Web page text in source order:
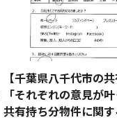
【千葉県八千代市の
「それぞれの意見が
共有持ち分物件に関